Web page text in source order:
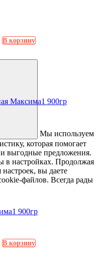
В корзину
900гр
В корзину
Мы используем
которая помогает
выгодные предложения.
в настройках. Продолжая
настроек, вы даете
файлов. Всегда рады